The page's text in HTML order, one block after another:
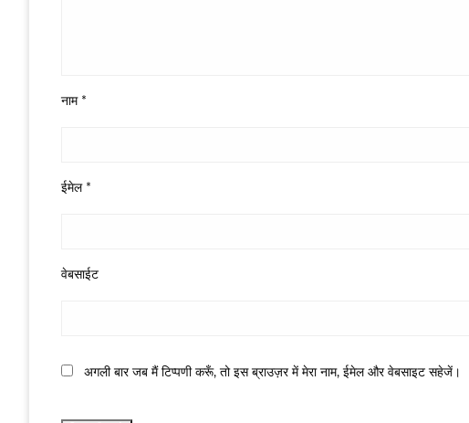
नाम *
ईमेल *
वेबसाईट
अगली बार जब मैं टिप्पणी करूँ, तो इस ब्राउज़र में मेरा नाम, ईमेल और वेबसाइट सहेजें।